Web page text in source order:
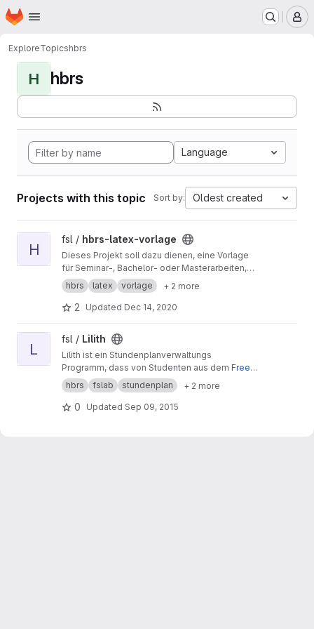
Skip to main content
Homepage
ExploreTopicshbrs
H hbrs
Language
Projects with this topic Sort by: Oldest created
View hbrs-latex-vorlage project
H
fsl / hbrs-latex-vorlage
Dieses Projekt soll dazu dienen, eine Vorlage
für Seminar-, Bachelor- oder Masterarbeiten,
die an der Hochschule Bonn-Rhein-Sieg
verfasst werden, gemeinschaftlich zu
erarbeiten und zu verbessern.
hbrs latex vorlage + 2 more
2 Updated Dec 14, 2020
View Lilith project
L
fsl / Lilith
Lilith ist ein Stundenplanverwaltungs
Programm, dass von Studenten aus dem Free-
Software-LabderHochschule Bonn-Rhein-Sie
gentwickelt und betreut wird.
hbrs fslab stundenplan + 2 more
0 Updated Sep 09, 2015